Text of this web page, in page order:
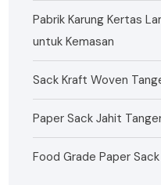
Pabrik Karung Kertas
untuk Kemasan
Sack Kraft Woven
Paper Sack Jahit
Food Grade Paper